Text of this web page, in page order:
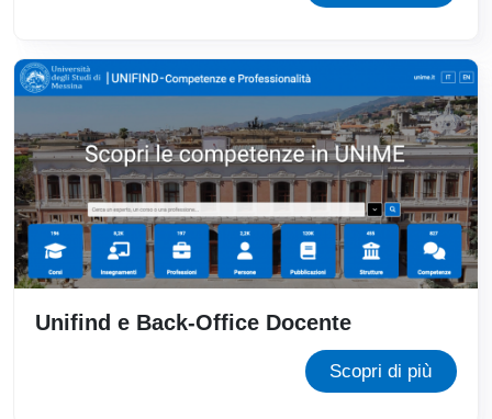
Unifind e Back-Office Docente
Scopri di più